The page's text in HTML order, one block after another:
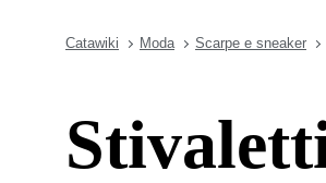
Catawiki Moda Scarpe e sneaker